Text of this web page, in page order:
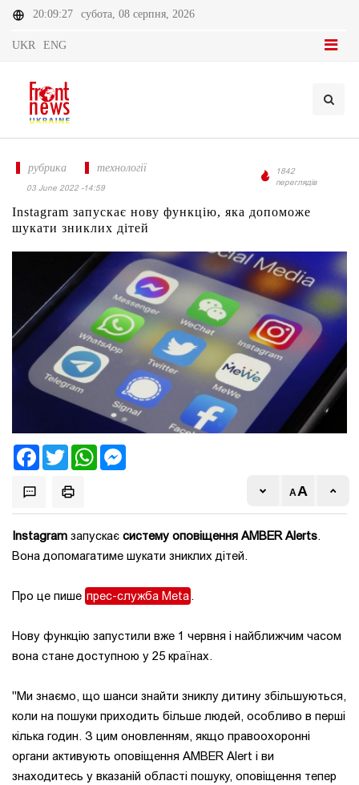
20:09:27 субота, 08 серпня, 2026
UKR ENG
рубрика технології
03 June 2022 -14:59
1842
переглядів
Instagram запускає нову функцію, яка допоможе
шукати зниклих дітей
FacebookTwitter WhatsApp
Instagram запускає систему оповіщення AMBER Alerts.
Вона допомагатиме шукати зниклих дітей.
Про це пише прес-служба Meta.
Нову функцію запустили вже 1 червня і найближчим часом
вона стане доступною у 25 країнах.
"Ми знаємо, що шанси знайти зниклу дитину збільшуються,
коли на пошуки приходить більше людей, особливо в перші
кілька годин. З цим оновленням, якщо правоохоронні
органи активують оповіщення AMBER Alert і ви
знаходитесь у вказаній області пошуку, оповіщення тепер